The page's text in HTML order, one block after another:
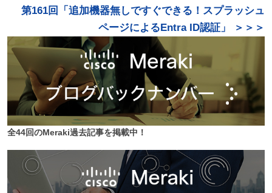
第161回「追加機器無しですぐできる！スプラッシュ
ページによるEntra ID認証」 ＞＞＞
全44回のMeraki過去記事を掲載中！